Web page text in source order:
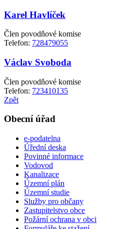
Karel Havlíček
Člen povodňové komise
Telefon: 728479055
Václav Svoboda
Člen povodňové komise
Telefon: 723410135
Zpět
Obecní úřad
e-podatelna
Úřední deska
Povinné informace
Vodovod
Kanalizace
Územní plán
Územní studie
Služby pro občany
Zastupitelstvo obce
Požární ochrana v obci